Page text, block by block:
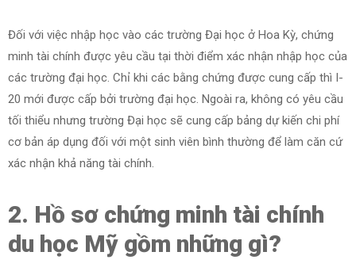
Đối với việc nhập học vào các trường Đại học ở Hoa Kỳ, chứng
minh tài chính được yêu cầu tại thời điểm xác nhận nhập học của
các trường đại học. Chỉ khi các bằng chứng được cung cấp thì I-
20 mới được cấp bởi trường đại học. Ngoài ra, không có yêu cầu
tối thiểu nhưng trường Đại học sẽ cung cấp bảng dự kiến chi phí
cơ bản áp dụng đối với một sinh viên bình thường để làm căn cứ
xác nhận khả năng tài chính.
2. Hồ sơ chứng minh tài chính
du học Mỹ gồm những gì?